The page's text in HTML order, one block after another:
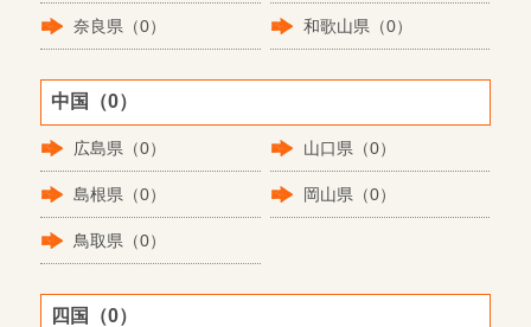
奈良県（0） 和歌山県（0）
中国（0）
広島県（0） 山口県（0）
島根県（0） 岡山県（0）
鳥取県（0）
四国（0）